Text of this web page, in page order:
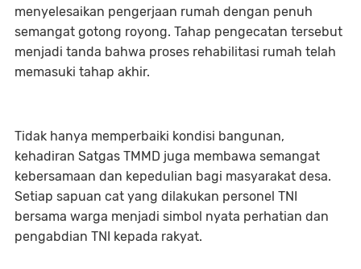
menyelesaikan pengerjaan rumah dengan penuh
semangat gotong royong. Tahap pengecatan tersebut
menjadi tanda bahwa proses rehabilitasi rumah telah
memasuki tahap akhir.
Tidak hanya memperbaiki kondisi bangunan,
kehadiran Satgas TMMD juga membawa semangat
kebersamaan dan kepedulian bagi masyarakat desa.
Setiap sapuan cat yang dilakukan personel TNI
bersama warga menjadi simbol nyata perhatian dan
pengabdian TNI kepada rakyat.